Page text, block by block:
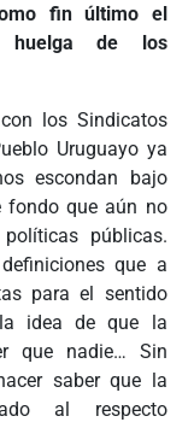
fin último el
huelga de los
los Sindicatos
Uruguayo ya
escondan bajo
fondo que aún no
públicas.
que a
para el sentido
idea de que la
que nadie… Sin
saber que la
al respecto